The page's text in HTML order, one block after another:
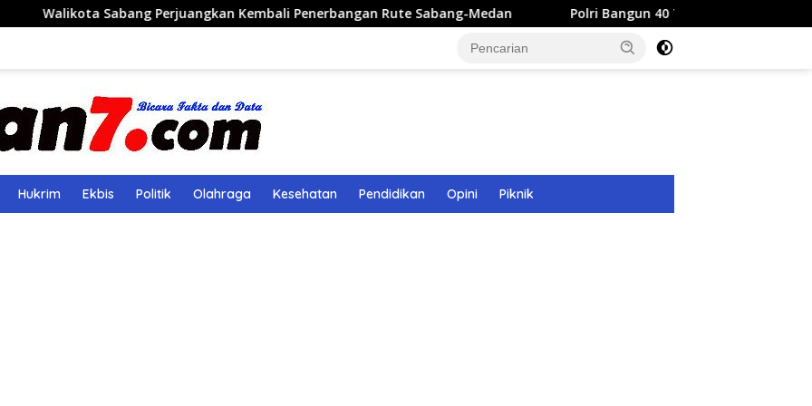
Perjuangkan Kembali Penerbangan Rute Sabang-Medan Polri Bangun 40 Titik Sumur Bor untuk Warga
Hukrim Ekbis Politik Olahraga Kesehatan Pendidikan Opini Piknik